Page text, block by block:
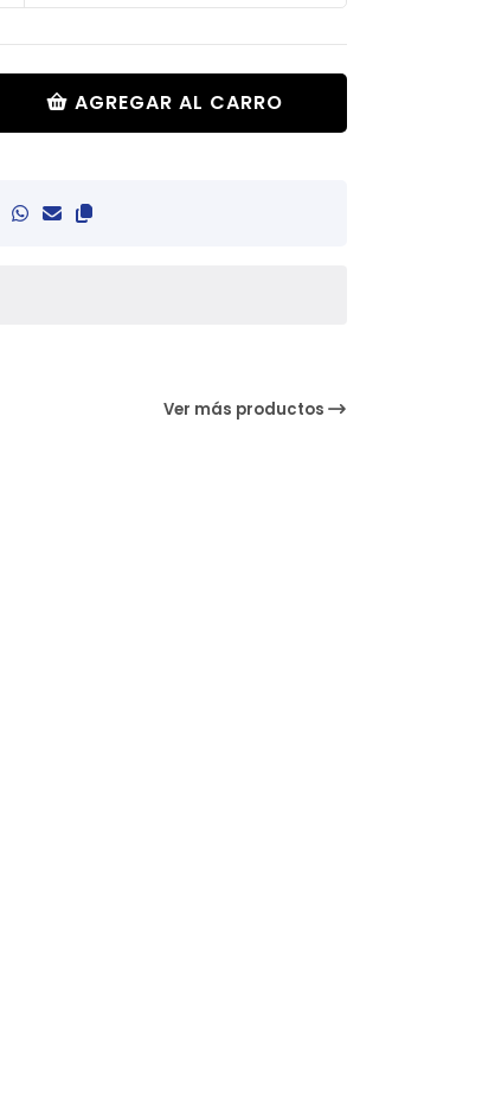
AGREGAR AL CARRO
Ver más productos